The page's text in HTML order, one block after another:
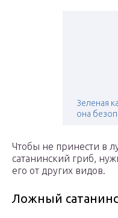
Зеленая
она
Чтобы не принести в
сатанинский гриб,
его от других видов.
Ложный